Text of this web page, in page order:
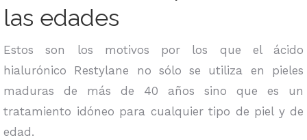
las edades
Estos son los motivos por los que el ácido
hialurónico Restylane no sólo se utiliza en pieles
maduras de más de 40 años sino que es un
tratamiento idóneo para cualquier tipo de piel y de
edad.